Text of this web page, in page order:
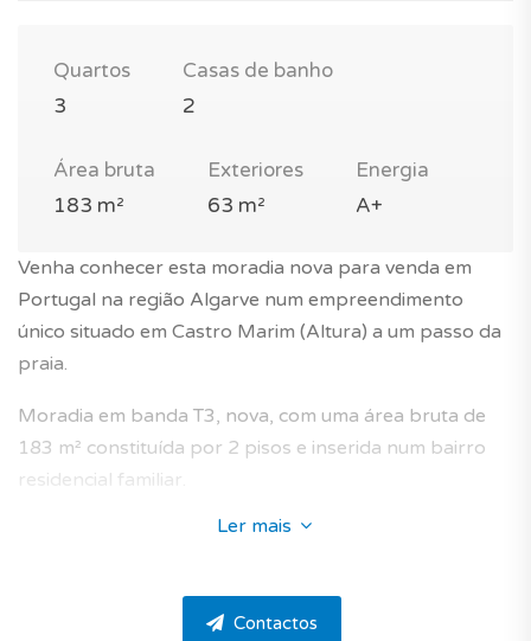
Quartos
3
Casas de banho
2
Área bruta
183 m²
Exteriores
63 m²
Energia
A+
Venha conhecer esta moradia nova para venda em
Portugal na região Algarve num empreendimento
único situado em Castro Marim (Altura) a um passo da
praia.
Moradia em banda T3, nova, com uma área bruta de
183 m² constituída por 2 pisos e inserida num bairro
residencial familiar.
O seu estilo contemporâneo integra-se no seu
da região, preservando ao mesmo tempo a sua
Ler mais
Contactos